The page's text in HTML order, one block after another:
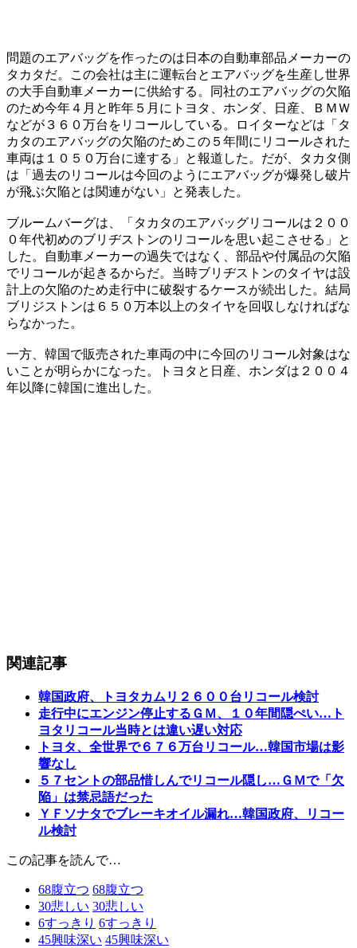
問題のエアバッグを作ったのは日本の自動車部品メーカーの
タカタだ。この会社は主に運転台とエアバッグを生産し世界
の大手自動車メーカーに供給する。同社のエアバッグの欠陥
のため今年４月と昨年５月にトヨタ、ホンダ、日産、ＢＭＷ
などが３６０万台をリコールしている。ロイターなどは「タ
カタのエアバッグの欠陥のためこの５年間にリコールされた
車両は１０５０万台に達する」と報道した。だが、タカタ側
は「過去のリコールは今回のようにエアバッグが爆発し破片
が飛ぶ欠陥とは関連がない」と発表した。
ブルームバーグは、「タカタのエアバッグリコールは２００
０年代初めのブリヂストンのリコールを思い起こさせる」と
した。自動車メーカーの過失ではなく、部品や付属品の欠陥
でリコールが起きるからだ。当時ブリヂストンのタイヤは設
計上の欠陥のため走行中に破裂するケースが続出した。結局
ブリジストンは６５０万本以上のタイヤを回収しなければな
らなかった。
一方、韓国で販売された車両の中に今回のリコール対象はな
いことが明らかになった。トヨタと日産、ホンダは２００４
年以降に韓国に進出した。
関連記事
韓国政府、トヨタカムリ２６００台リコール検討
走行中にエンジン停止するＧＭ、１０年間隠ぺい…ト
ヨタリコール当時とは違い遅い対応
トヨタ、全世界で６７６万台リコール…韓国市場は影
響なし
５７セントの部品惜しんでリコール隠し…ＧＭで「欠
陥」は禁忌語だった
ＹＦソナタでブレーキオイル漏れ…韓国政府、リコー
ル検討
この記事を読んで…
68腹立つ 68腹立つ
30悲しい 30悲しい
6すっきり 6すっきり
45興味深い 45興味深い